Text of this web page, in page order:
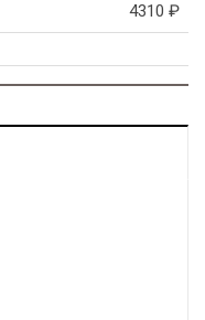
4310 ₽